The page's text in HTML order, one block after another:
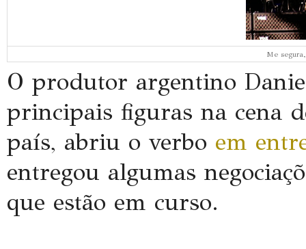
Me
O produtor argentino
principais figuras na cena
país, abriu o verbo em
entregou algumas
que estão em curso.